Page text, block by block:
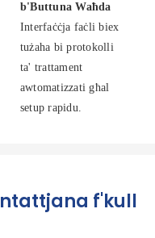
b'Buttuna Waħda
Interfaċċja faċli biex
tużaha bi protokolli
ta' trattament
awtomatizzati għal
setup rapidu.
f'kull